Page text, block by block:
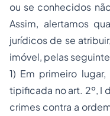
ou se conhecidos
Assim, alertamos
jurídicos de se
imóvel, pelas
1) Em primeiro
tipificada no art. 2º, I
crimes contra a